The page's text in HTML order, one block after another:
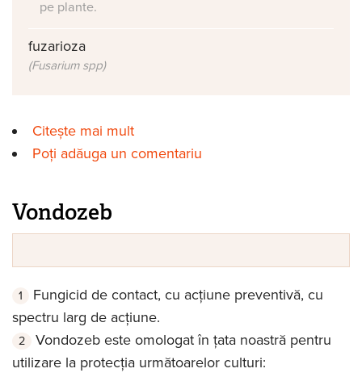
pe plante.
fuzarioza
(Fusarium spp)
Citește mai mult
Poți adăuga un comentariu
Vondozeb
Fungicid de contact, cu acțiune preventivă, cu
spectru larg de acțiune.
Vondozeb este omologat în țata noastră pentru
utilizare la protecția următoarelor culturi: